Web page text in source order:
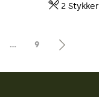
2 Stykker
… 9